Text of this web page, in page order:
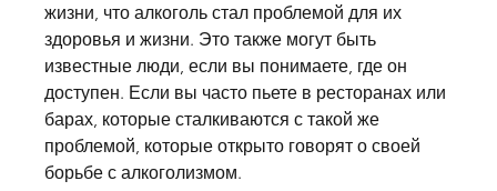
жизни, что алкоголь стал проблемой для их
здоровья и жизни. Это также могут быть
известные люди, если вы понимаете, где он
доступен. Если вы часто пьете в ресторанах или
барах, которые сталкиваются с такой же
проблемой, которые открыто говорят о своей
борьбе с алкоголизмом.